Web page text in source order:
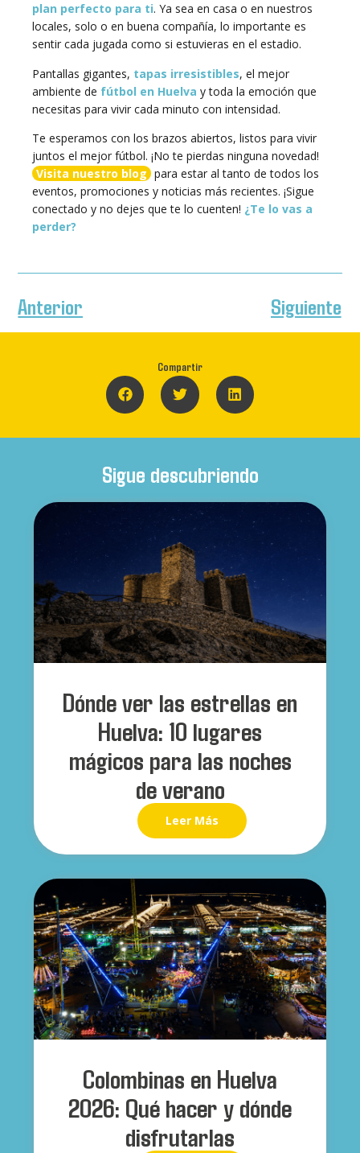
plan perfecto para ti. Ya sea en casa o en nuestros
locales, solo o en buena compañía, lo importante es
sentir cada jugada como si estuvieras en el estadio.
Pantallas gigantes, tapas irresistibles, el mejor
ambiente de fútbol en Huelva y toda la emoción que
necesitas para vivir cada minuto con intensidad.
Te esperamos con los brazos abiertos, listos para vivir
juntos el mejor fútbol. ¡No te pierdas ninguna novedad!
Visita nuestro blog para estar al tanto de todos los
eventos, promociones y noticias más recientes. ¡Sigue
conectado y no dejes que te lo cuenten! ¿Te lo vas a
perder?
Anterior Siguiente
Compartir
Sigue descubriendo
Dónde ver las estrellas en
Huelva: 10 lugares
mágicos para las noches
de verano
Leer Más
Colombinas en Huelva
2026: Qué hacer y dónde
disfrutarlas